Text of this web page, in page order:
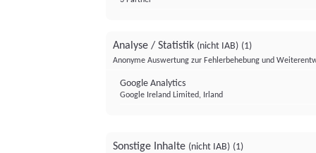
Analyse / Statistik (nicht IAB) (1)
Anonyme Auswertung zur Fehlerbehebung und
Google Analytics
Google Ireland Limited, Irland
Sonstige Inhalte (nicht IAB) (1)